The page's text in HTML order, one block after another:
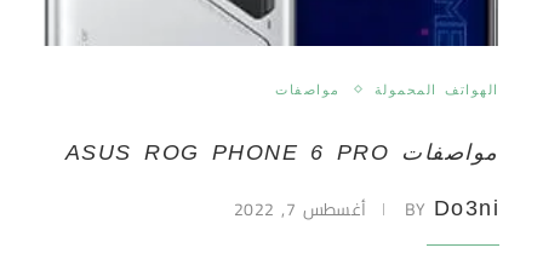
الهواتف المحمولة مواصفات
مواصفات ASUS ROG PHONE 6 PRO
BY Do3ni أغسطس 7, 2022